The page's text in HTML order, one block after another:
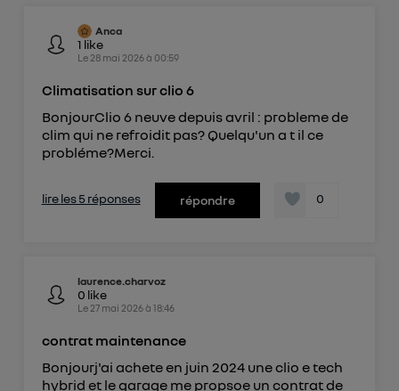
Anca
1 like
Le 28 mai 2026à 00:59
Climatisation sur clio 6
BonjourClio 6 neuve depuis avril : probleme de
clim qui ne refroidit pas? Quelqu'un a t il ce
probléme?Merci.
lire les 5 réponses répondre 0
laurence.charvoz
0 like
Le 27 mai 2026à 18:46
contrat maintenance
Bonjourj'ai achete en juin 2024 une clio e tech
hybrid et le garage me propsoe un contrat de